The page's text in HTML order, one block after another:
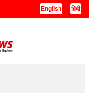
English हिंदी